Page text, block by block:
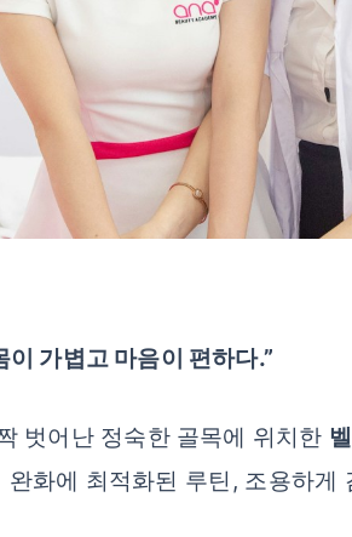
가볍고 마음이 편하다.”
벗어난 정숙한 골목에 위치한
화에 최적화된 루틴, 조용하게